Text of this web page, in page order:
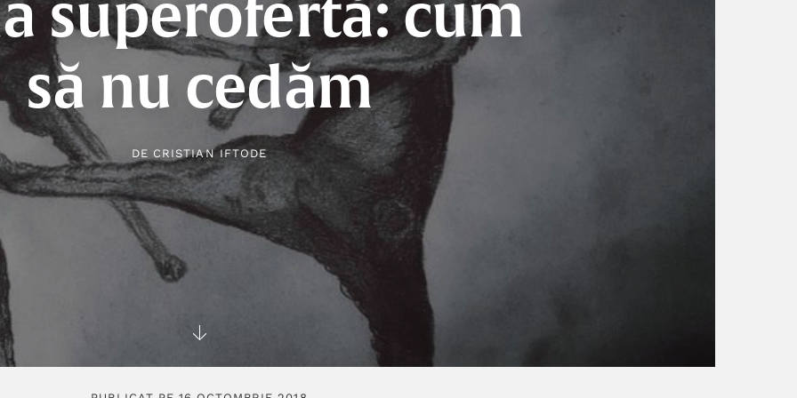
superofertă: cum
să nu cedăm
DE CRISTIAN IFTODE